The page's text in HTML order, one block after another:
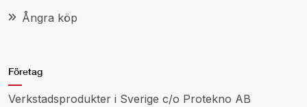
Ångra köp
Företag
Verkstadsprodukter i Sverige c/o Protekno AB